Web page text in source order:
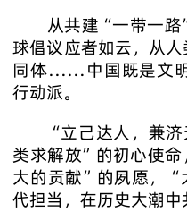
从共建“一带一
球倡议应者如云，从
同体……中国既是文
行动派。
“立己达人，兼
类求解放”的初心使
大的贡献”的夙愿，“
代担当，在历史大潮中